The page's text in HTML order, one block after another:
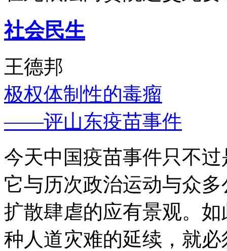
社会民生
王德邦
极权体制性的毒瘤
——评山东疫苗事件
今天中国疫苗事件只不
它与历次政治运动与众
扩散肆虐的应有景观。
种人道灾难的延续，就